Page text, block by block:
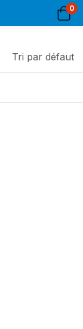
0
Tri par défaut